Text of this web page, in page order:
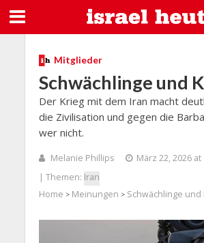
Mitglieder
Schwächlinge und
Der Krieg mit dem Iran macht
die Zivilisation und gegen die
wer nicht.
Melanie Phillips
März 22, 2026 at
| Themen: Iran
Home > Meinungen > Schwächlinge und